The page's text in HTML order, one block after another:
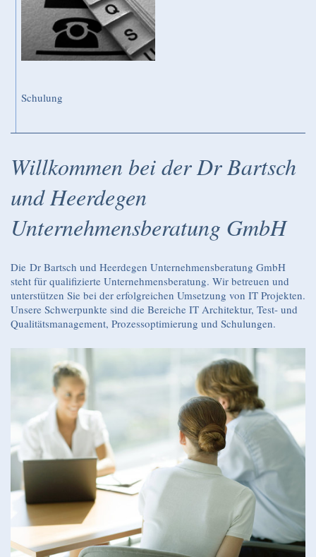
Schulung
Willkommen bei derDr Bartsch
und Heerdegen
Unternehmensberatung GmbH
Die Dr Bartsch und Heerdegen Unternehmensberatung GmbH
steht für qualifizierte Unternehmensberatung. Wir betreuen und
unterstützen Sie bei der erfolgreichen Umsetzung von IT Projekten.
Unsere Schwerpunkte sind die Bereiche IT Architektur, Test- und
Qualitätsmanagement, Prozessoptimierung und Schulungen.